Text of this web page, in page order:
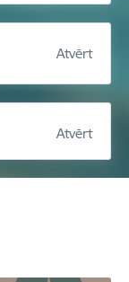
Atvērt
Atvērt